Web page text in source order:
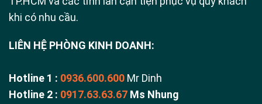
khi có nhu cầu.
LIÊN HỆ PHÒNG KINH DOANH:
Hotline 1 : 0936.600.600 Mr Dinh
Hotline 2 : 0917.63.63.67 Ms Nhung